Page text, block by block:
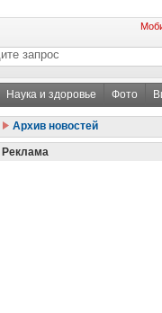
Наука и здоровье Фото
Архив новостей
Реклама